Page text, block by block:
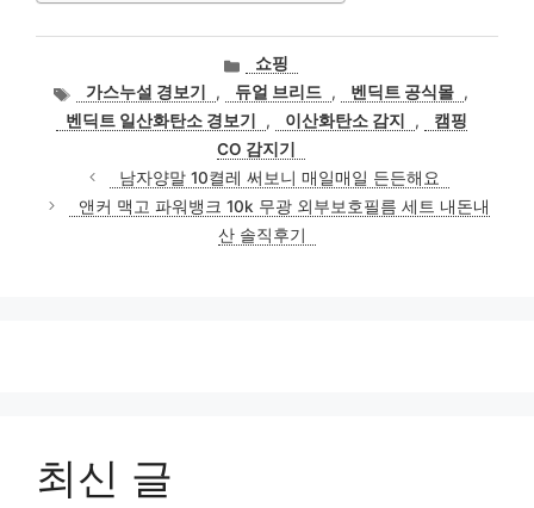
카
테
고
리
쇼핑
태
그
가스누설 경보기 , 듀얼 브리드 , 벤딕트 공식몰 ,
벤딕트 일산화탄소 경보기
, 이산화탄소 감지 ,
캠핑
CO 감지기
남자양말 10켤레 써보니 매일매일 든든해요
앤커 맥고 파워뱅크 10k 무광 외부보호필름 세트 내돈내
산 솔직후기
최신 글